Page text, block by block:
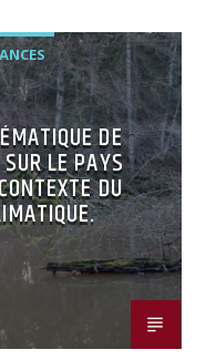
DE
LE PAYS
DU